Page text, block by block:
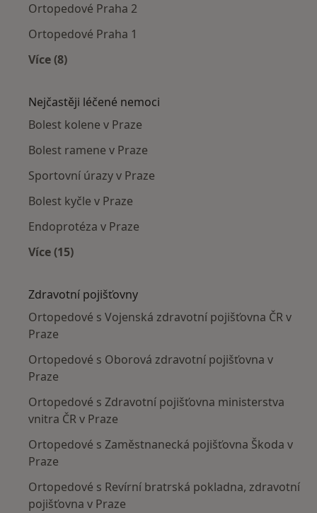
Ortopedové Praha 2
Ortopedové Praha 1
Více (8)
Nejčastěji léčené nemoci
Bolest kolene v Praze
Bolest ramene v Praze
Sportovní úrazy v Praze
Bolest kyčle v Praze
Endoprotéza v Praze
Více (15)
Zdravotní pojišťovny
Ortopedové s Vojenská zdravotní pojišťovna ČR v
Praze
Ortopedové s Oborová zdravotní pojišťovna v
Praze
Ortopedové s Zdravotní pojišťovna ministerstva
vnitra ČR v Praze
Ortopedové s Zaměstnanecká pojišťovna Škoda v
Praze
Ortopedové s Revírní bratrská pokladna, zdravotní
pojišťovna v Praze